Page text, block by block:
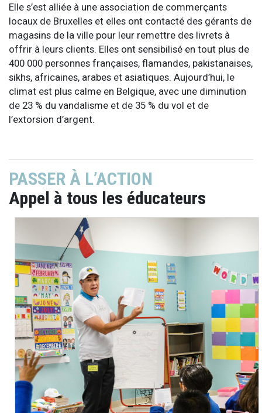
Elle s’est alliée à une association de commerçants
locaux de Bruxelles et elles ont contacté des gérants de
magasins de la ville pour leur remettre des livrets à
offrir à leurs clients. Elles ont sensibilisé en tout plus de
400 000 personnes françaises, flamandes, pakistanaises,
sikhs, africaines, arabes et asiatiques. Aujourd’hui, le
climat est plus calme en Belgique, avec une diminution
de 23 % du vandalisme et de 35 % du vol et de
l’extorsion d’argent.
PASSER À L’ACTION
Appel à tous les éducateurs